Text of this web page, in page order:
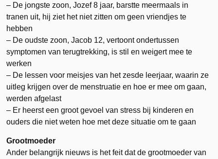
– De jongste zoon, Jozef 8 jaar, barstte meermaals in
tranen uit, hij ziet het niet zitten om geen vriendjes te
hebben
– De oudste zoon, Jacob 12, vertoont ondertussen
symptomen van terugtrekking, is stil en weigert mee te
werken
– De lessen voor meisjes van het zesde leerjaar, waarin ze
uitleg krijgen over de menstruatie en hoe er mee om gaan,
werden afgelast
– Er heerst een groot gevoel van stress bij kinderen en
ouders die niet weten hoe met deze situatie om te gaan
Grootmoeder
Ander belangrijk nieuws is het feit dat de grootmoeder van